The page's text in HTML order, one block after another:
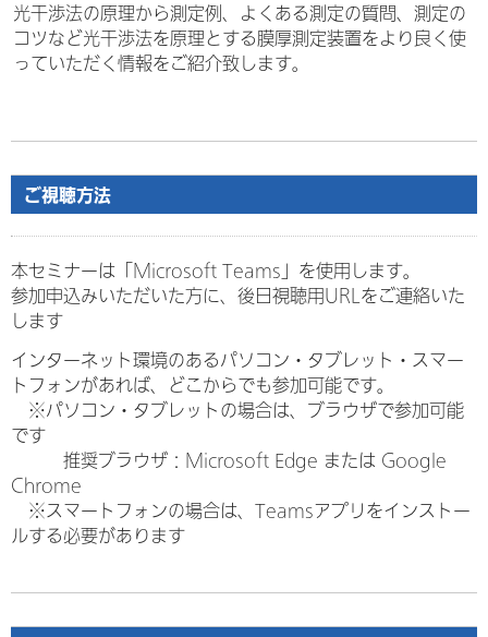
光干渉法の原理から測定例、よくある測定の質問、測定の
コツなど光干渉法を原理とする膜厚測定装置をより良く使
っていただく情報をご紹介致します。
ご視聴方法
本セミナーは「Microsoft Teams」を使用します。
参加申込みいただいた方に、後日視聴用URLをご連絡いた
します
インターネット環境のあるパソコン・タブレット・スマー
トフォンがあれば、どこからでも参加可能です。
※パソコン・タブレットの場合は、ブラウザで参加可能
です
推奨ブラウザ：Microsoft Edge または Google
Chrome
※スマートフォンの場合は、Teamsアプリをインストー
ルする必要があります